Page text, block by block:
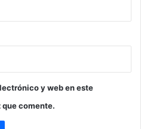
y web en este
comente.